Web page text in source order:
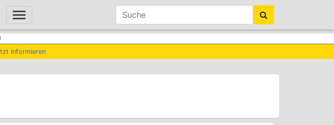
informieren